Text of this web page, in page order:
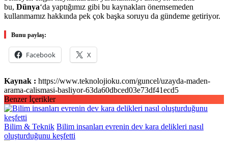
bu, Dünya‘da yaptığımız gibi bu kaynakları önemsemeden
kullanmamız hakkında pek çok başka soruyu da gündeme getiriyor.
Bunu paylaş:
Facebook X
Kaynak : https://www.teknolojioku.com/guncel/uzayda-maden-
arama-calismasi-basliyor-63da60dbced03e73df41ecd5
Benzer İçerikler
Bilim & Teknik Bilim insanları evrenin dev kara delikleri nasıl
oluşturduğunu keşfetti